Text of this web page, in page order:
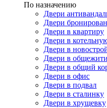
По назначению
Двери
Двери
Двери в квартиру
Двери в
Двери в
Двери в
Двери в общий
Двери в офис
Двери в подвал
Двери в сталинку
Двери в хрущевку